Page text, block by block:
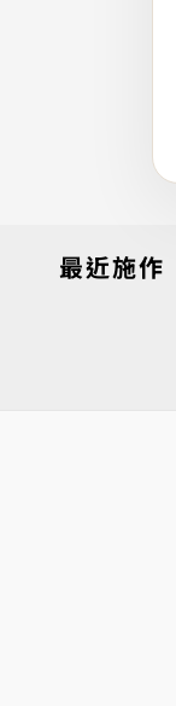
最近施作